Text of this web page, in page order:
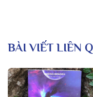
BÀI VIẾT LIÊN